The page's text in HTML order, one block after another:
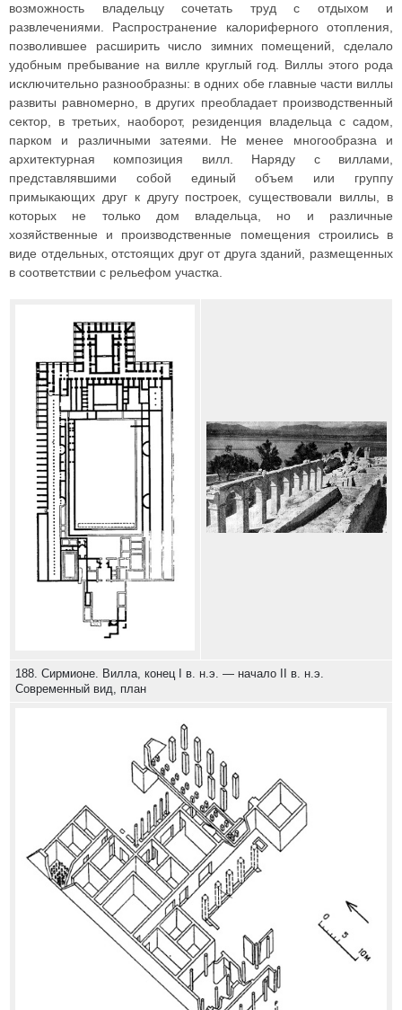
возможность владельцу сочетать труд с отдыхом и
развлечениями. Распространение калориферного отопления,
позволившее расширить число зимних помещений, сделало
удобным пребывание на вилле круглый год. Виллы этого рода
исключительно разнообразны: в одних обе главные части виллы
развиты равномерно, в других преобладает производственный
сектор, в третьих, наоборот, резиденция владельца с садом,
парком и различными затеями. Не менее многообразна и
архитектурная композиция вилл. Наряду с виллами,
представлявшими собой единый объем или группу
примыкающих друг к другу построек, существовали виллы, в
которых не только дом владельца, но и различные
хозяйственные и производственные помещения строились в
виде отдельных, отстоящих друг от друга зданий, размещенных
в соответствии с рельефом участка.
188. Сирмионе. Вилла, конец I в. н.э. — начало II в. н.э.
Современный вид, план